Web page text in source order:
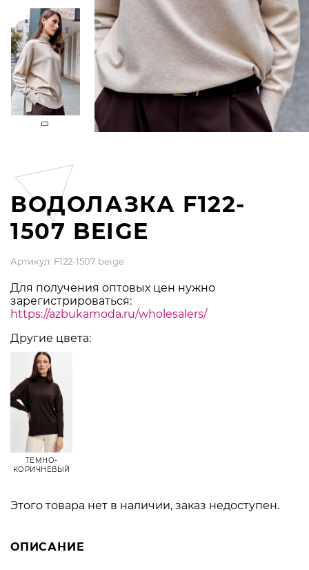
ВОДОЛАЗКА F122-
1507 BEIGE
Артикул: F122-1507 beige
Для получения оптовых цен нужно
зарегистрироваться:
https://azbukamoda.ru/wholesalers/
Другие цвета:
ТЕМНО-
КОРИЧНЕВЫЙ
Этого товара нет в наличии, заказ недоступен.
ОПИСАНИЕ